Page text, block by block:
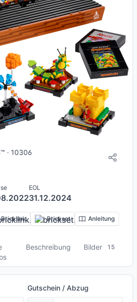
· 10306
EOL
31.12.2024
Bricklink Brickset Anleitung
Beschreibung Bilder 15
Gutschein / Abzug